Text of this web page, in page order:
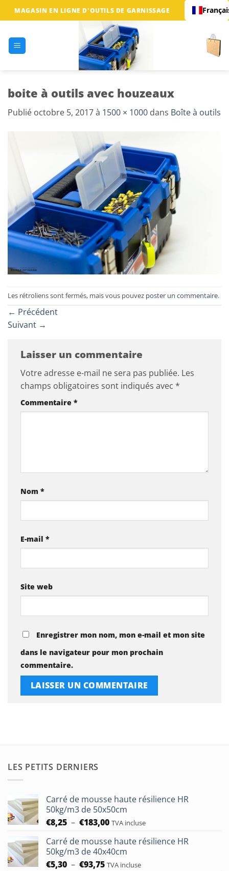
Passer
au
MAGASIN EN LIGNE D'OUTILS DE GARNISSAGE
boite à outils avec houzeaux
Publié octobre 5, 2017à 1500 × 1000 dans Boîte à outils
Les rétroliens sont fermés, mais vous pouvez poster un commentaire.
← Précédent
Suivant →
Laisser un commentaire
Votre adresse e-mail ne sera pas publiée. Les
champs obligatoires sont indiqués avec *
Commentaire *
Nom *
E-mail *
Site web
Enregistrer mon nom, mon e-mail et mon site
dans le navigateur pour mon prochain
commentaire.
LES PETITS DERNIERS
Carré de mousse haute résilience HR
50kg/m3 de 50x50cm
€8,25 – €183,00Plage
prix :
€8,25
à
TVA incluse
Carré de mousse haute résilience HR
50kg/m3 de 40x40cm
€5,30 – €93,75Plage
TVA incluse